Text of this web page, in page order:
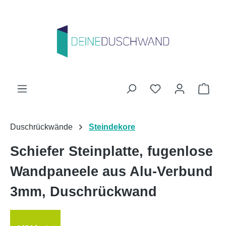
Du hast 0
Duschrückwände Steindekore
Schiefer Steinplatte, fugenlose
Wandpaneele aus Alu-Verbund
3mm, Duschrückwand